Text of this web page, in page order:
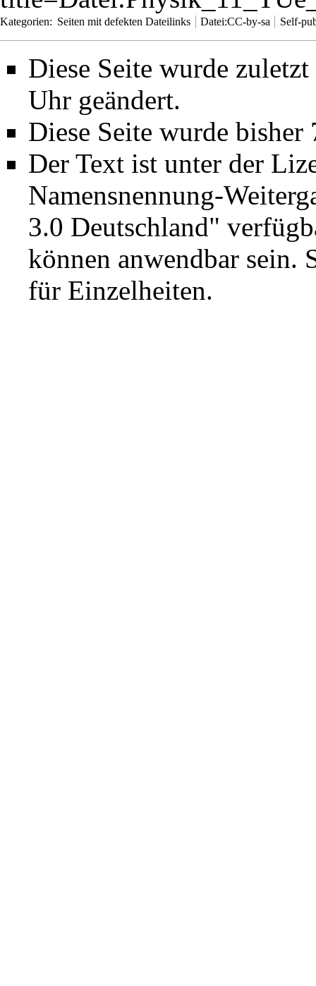
Kategorien: Seiten mit defekten Dateilinks Datei:CC-by-sa Self-
Diese Seite wurde
Uhr geändert.
Diese Seite wurde
Der Text ist unter der
Namensnennung-
3.0 Deutschland"
können anwendbar sein.
für Einzelheiten.